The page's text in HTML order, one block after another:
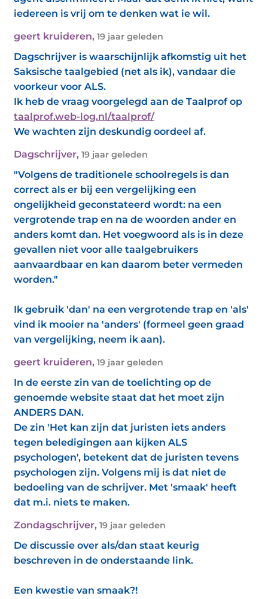
iedereen is vrij om te denken wat ie wil.
geert kruideren, 19 jaar geleden
Dagschrijver is waarschijnlijk afkomstig uit het
Saksische taalgebied (net als ik), vandaar die
voorkeur voor ALS.
Ik heb de vraag voorgelegd aan de Taalprof op
taalprof.web-log.nl/taalprof/
We wachten zijn deskundig oordeel af.
Dagschrijver, 19 jaar geleden
"Volgens de traditionele schoolregels is dan
correct als er bij een vergelijking een
ongelijkheid geconstateerd wordt: na een
vergrotende trap en na de woorden ander en
anders komt dan. Het voegwoord als is in deze
gevallen niet voor alle taalgebruikers
aanvaardbaar en kan daarom beter vermeden
worden."
Ik gebruik 'dan' na een vergrotende trap en 'als'
vind ik mooier na 'anders' (formeel geen graad
van vergelijking, neem ik aan).
geert kruideren, 19 jaar geleden
In de eerste zin van de toelichting op de
genoemde website staat dat het moet zijn
ANDERS DAN.
De zin 'Het kan zijn dat juristen iets anders
tegen beledigingen aan kijken ALS
psychologen', betekent dat de juristen tevens
psychologen zijn. Volgens mij is dat niet de
bedoeling van de schrijver. Met 'smaak' heeft
dat m.i. niets te maken.
Zondagschrijver, 19 jaar geleden
De discussie over als/dan staat keurig
beschreven in de onderstaande link.
Een kwestie van smaak?!